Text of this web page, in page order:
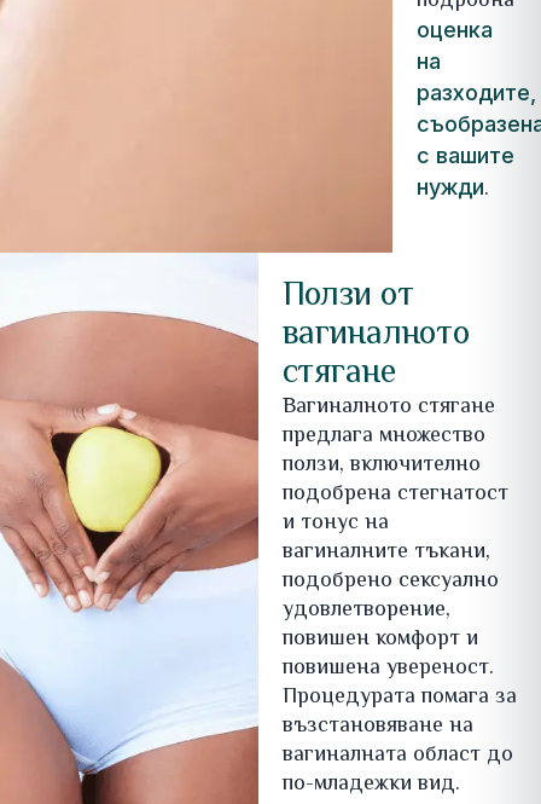
оценка
на
разходите,
с вашите
нужди.
Ползи от
вагиналното
стягане
Вагиналното стягане
предлага множество
ползи, включително
подобрена стегнатост
и тонус на
вагиналните тъкани,
подобрено сексуално
удовлетворение,
повишен комфорт и
повишена увереност.
Процедурата помага за
възстановяване на
вагиналната област до
по-младежки вид.